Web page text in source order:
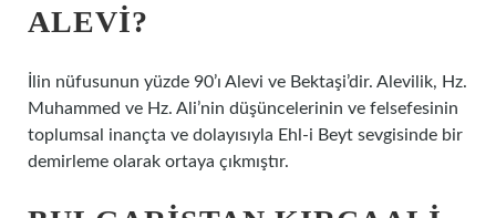
ALEVI?
İlin nüfusunun yüzde 90’ı Alevi ve Bektaşi’dir. Alevilik, Hz.
Muhammed ve Hz. Ali’nin düşüncelerinin ve felsefesinin
toplumsal inançta ve dolayısıyla Ehl-i Beyt sevgisinde bir
demirleme olarak ortaya çıkmıştır.